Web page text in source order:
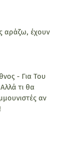
αράζω, έχουν
- Για Του
τι θα
αν